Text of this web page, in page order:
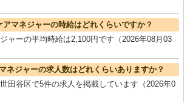
アマネジャーの時給はどれくらいですか？
ャーの平均時給は2,100円です（2026年08月03
ネジャーの求人数はどれくらいありますか？
田谷区で5件の求人を掲載しています（2026年0